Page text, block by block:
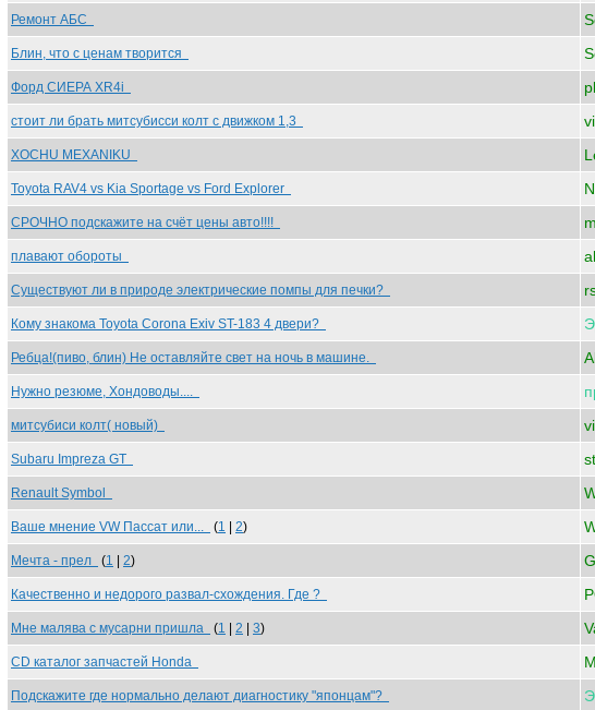
Ремонт АБС
Блин, что с ценам творится
Форд СИЕРА XR4i
стоит ли брать митсубисси колт с движком 1,3
XOCHU MEXANIKU
Toyota RAV4 vs Kia Sportage vs Ford Explorer
СРОЧНО подскажите на счёт цены авто!!!!
плавают обороты
Существуют ли в природе электрические помпы для печки?
Кому знакома Toyota Corona Exiv ST-183 4 двери?
Ребца!(пиво, блин) Не оставляйте свет на ночь в машине.
Нужно резюме, Хондоводы....
митсубиси колт( новый)
Subaru Impreza GT
Renault Symbol
Ваше мнение VW Пассат или... (1 2)
Мечта - прел (1 2)
Качественно и недорого развал-схождения. Где ?
Мне малява с мусарни пришла (1 2 3)
CD каталог запчастей Honda
Подскажите где нормально делают диагностику "японцам"?